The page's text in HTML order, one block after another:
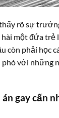
rõ sự
một đứa trẻ
còn phải học
với những
gay cấn